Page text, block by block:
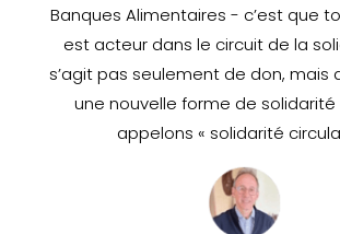
Banques Alimentaires - c’est que
est acteur dans le circuit de la
s’agit pas seulement de don, mais
une nouvelle forme de solidarité
appelons « solidarité